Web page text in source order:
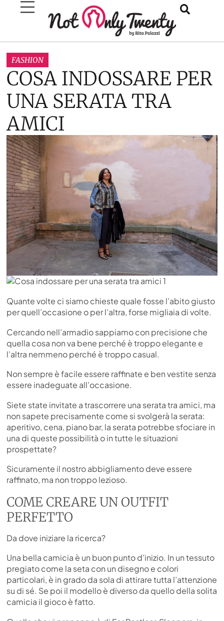
FASHION
COSA INDOSSARE PER
UNA SERATA TRA
AMICI
Quante volte ci siamo chieste quale fosse l’abito giusto
per quell’occasione o per l’altra, forse migliaia di volte.
Cercando nell’armadio sappiamo con precisione che
quella cosa non va bene perché è troppo elegante e
l’altra nemmeno perché è troppo casual.
Non sempre è facile essere raffinate e ben vestite senza
essere inadeguate all’occasione.
Siete state invitate a trascorrere una serata tra amici, ma
non sapete precisamente come si svolgerà la serata:
aperitivo, cena, piano bar, la serata potrebbe sfociare in
una di queste possibilità o in tutte le situazioni
prospettate?
Sicuramente il nostro abbigliamento deve essere
raffinato, ma non troppo lezioso.
COME CREARE UN OUTFIT
PERFETTO
Da dove iniziare la ricerca?
Una bella camicia è un buon punto d’inizio. In un tessuto
pregiato come la seta con un disegno e colori
particolari, è in grado da sola di attirare tutta l’attenzione
su di sé. Se poi il modello è diverso da quello della solita
camicia il gioco è fatto.